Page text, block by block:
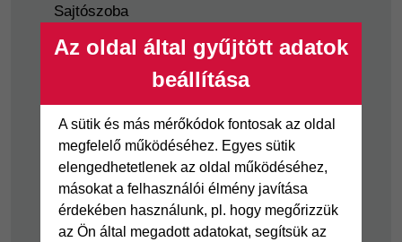
Az oldal által gyűjtött adatok
beállítása
A sütik és más mérőkódok fontosak az oldal
megfelelő működéséhez. Egyes sütik
elengedhetetlenek az oldal működéséhez,
másokat a felhasználói élmény javítása
érdekében használunk, pl. hogy megőrizzük
az Ön által megadott adatokat, segítsük az
Sajtószoba
Nyilvánosságra
Visszaélés-bejelentés
Tájékoztató
fogyatékkal élő
ügyfelek részére
Hitelkártya
Személyikölcsön